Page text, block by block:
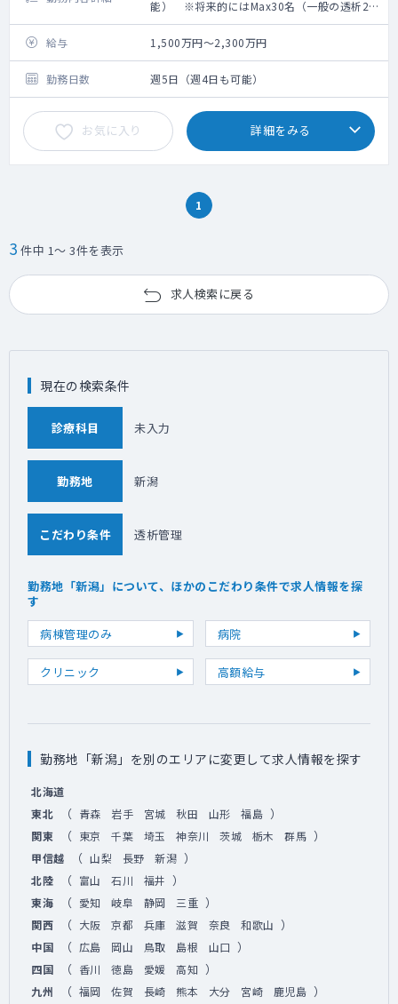
能） ※将来的にはMax30名（一般の透析20
名＋腹膜透析10名）を目指します
救急搬入数：無し
手術数：無し
給与 1,500万円～2,300万円
勤務日数 週5日（週4日も可能）
お気に入り 詳細をみる
1
3 件中 1～ 3件を表示
求人検索に戻る
現在の検索条件
診療科目 未入力
勤務地 新潟
こだわり条件 透析管理
勤務地「新潟」について、ほかのこだわり条件で求人情報を探
す
病棟管理のみ
病院
クリニック 高額給与
勤務地「新潟」を別のエリアに変更して求人情報を探す
北海道
東北
（ 青森 岩手 宮城 秋田 山形 福島 ）
関東 （ 東京 千葉 埼玉 神奈川 茨城 栃木 群馬 ）
甲信越 （ 山梨 長野 新潟 ）
北陸 （ 富山 石川 福井 ）
東海 （ 愛知 岐阜 静岡 三重 ）
関西 （ 大阪 京都 兵庫 滋賀 奈良 和歌山 ）
中国 （ 広島 岡山 鳥取 島根 山口 ）
四国 （ 香川 徳島 愛媛 高知 ）
九州 （ 福岡 佐賀 長崎 熊本 大分 宮崎 鹿児島 ）